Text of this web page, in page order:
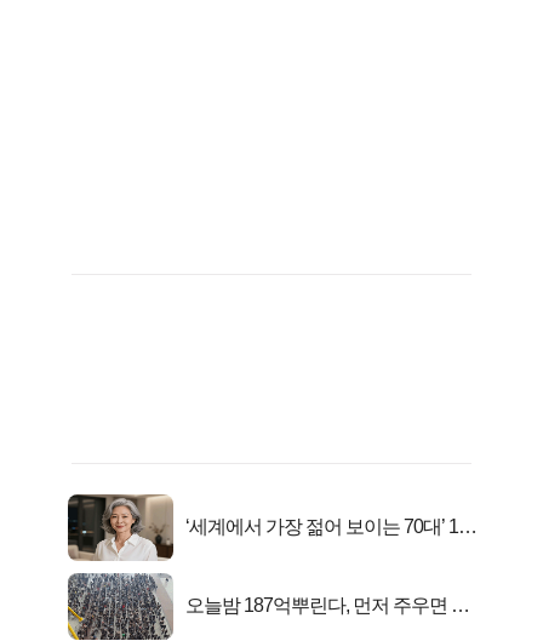
‘세계에서 가장 젊어 보이는 70대’ 1위
오늘밤 187억뿌린다, 먼저 주우면 최